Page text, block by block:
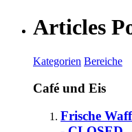
Articles
Kategorien Bereiche
Café und Eis
Frische